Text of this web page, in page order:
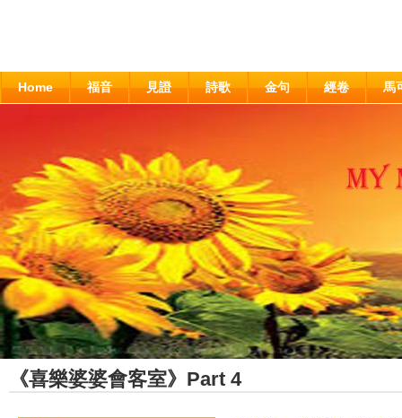
Home 福音 見證 詩歌 金句 經卷 馬
《喜樂婆婆會客室》Part 4